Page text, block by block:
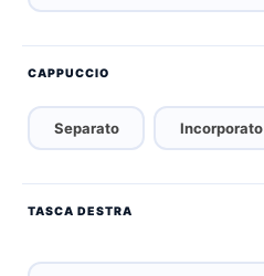
CAPPUCCIO
Separato Incorporato
TASCA DESTRA